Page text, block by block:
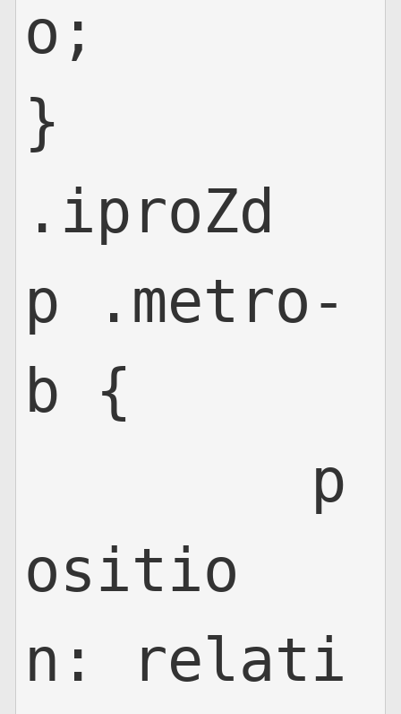
o;
}
.iproZd
p .metro-
b {
ositio
n: relati